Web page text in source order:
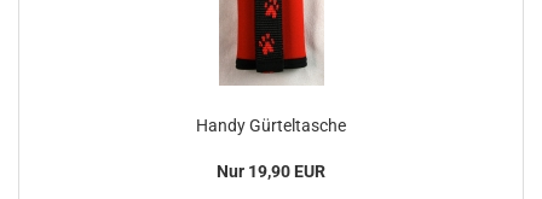
Handy Gürteltasche
Nur 19,90 EUR